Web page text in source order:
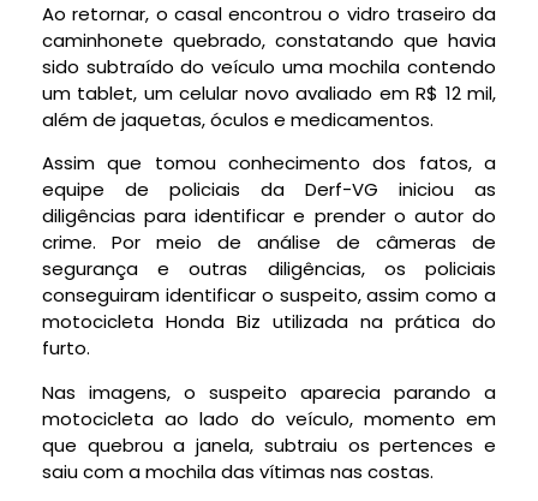
Ao retornar, o casal encontrou o vidro traseiro da
caminhonete quebrado, constatando que havia
sido subtraído do veículo uma mochila contendo
um tablet, um celular novo avaliado em R$ 12 mil,
além de jaquetas, óculos e medicamentos.
Assim que tomou conhecimento dos fatos, a
equipe de policiais da Derf-VG iniciou as
diligências para identificar e prender o autor do
crime. Por meio de análise de câmeras de
segurança e outras diligências, os policiais
conseguiram identificar o suspeito, assim como a
motocicleta Honda Biz utilizada na prática do
furto.
Nas imagens, o suspeito aparecia parando a
motocicleta ao lado do veículo, momento em
que quebrou a janela, subtraiu os pertences e
saiu com a mochila das vítimas nas costas.